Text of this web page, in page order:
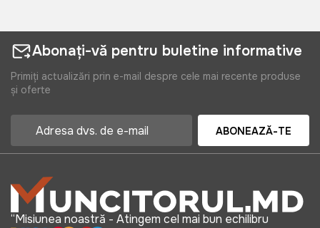
Abonați-vă pentru buletine informative
Primiți actualizări prin e-mail despre cele mai recente produse
și oferte
ABONEAZĂ-TE
“Misiunea noastră - Atingem cel mai bun echilibru